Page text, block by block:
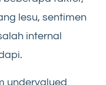
lesu, sentimen
internal
undervalued